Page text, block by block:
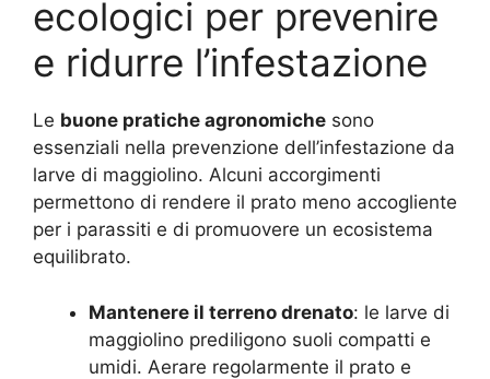
ecologici per prevenire
e ridurre l’infestazione
Le buone pratiche agronomiche sono
essenziali nella prevenzione dell’infestazione da
larve di maggiolino. Alcuni accorgimenti
permettono di rendere il prato meno accogliente
per i parassiti e di promuovere un ecosistema
equilibrato.
Mantenere il terreno drenato: le larve di
maggiolino prediligono suoli compatti e
umidi. Aerare regolarmente il prato e